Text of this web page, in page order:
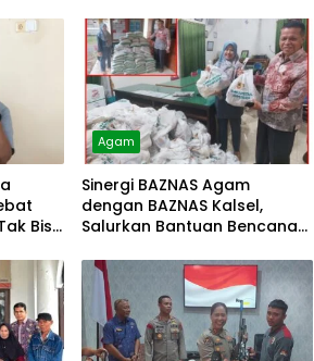
Bisa
Agam
Sinergi BAZNAS Agam
dengan BAZNAS Kalsel,
Salurkan Bantuan Bencana